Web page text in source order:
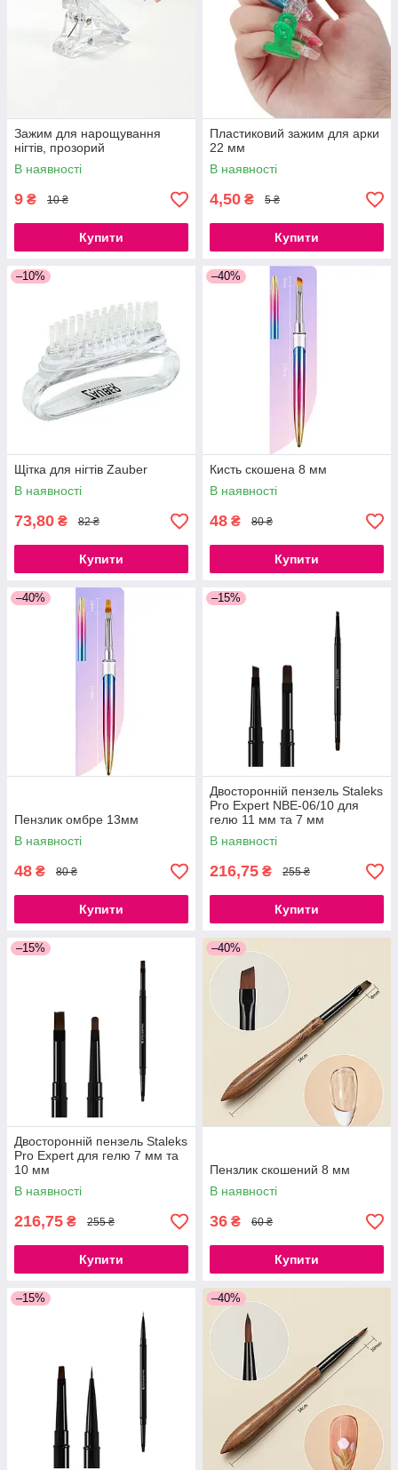
Зажим для нарощування
нігтів, прозорий
В наявності
9 ₴ 10 ₴
Купити
Пластиковий зажим для арки
22 мм
В наявності
4,50 ₴ 5 ₴
Купити
–10%
Щітка для нігтів Zauber
В наявності
73,80 ₴ 82 ₴
Купити
–40%
Кисть скошена 8 мм
В наявності
48 ₴ 80 ₴
Купити
–40%
Пензлик омбре 13мм
В наявності
48 ₴ 80 ₴
Купити
–15%
Двосторонній пензель Staleks
Pro Expert NBE-06/10 для
гелю 11 мм та 7 мм
В наявності
216,75 ₴ 255 ₴
Купити
–15%
Двосторонній пензель Staleks
Pro Expert для гелю 7 мм та
10 мм
В наявності
216,75 ₴ 255 ₴
Купити
–40%
Пензлик скошений 8 мм
В наявності
36 ₴ 60 ₴
Купити
–15% –40%